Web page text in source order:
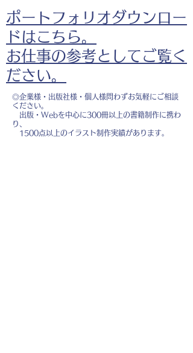
ポートフォリオダウンロー
ドはこちら。
お仕事の参考としてご覧く
ださい。
◎企業様・出版社様・個人様問わずお気軽にご相談
ください。
出版・Webを中心に300冊以上の書籍制作に携わ
り、
1500点以上のイラスト制作実績があります。